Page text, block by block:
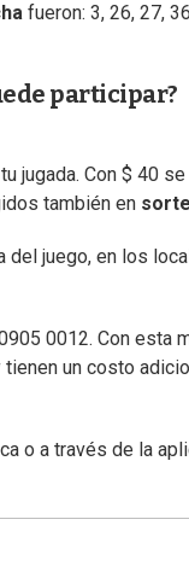
fueron: 3, 26, 27,
participar?
jugada. Con $ 40
también en
del juego, en los
0012. Con esta
un costo
o a través de la